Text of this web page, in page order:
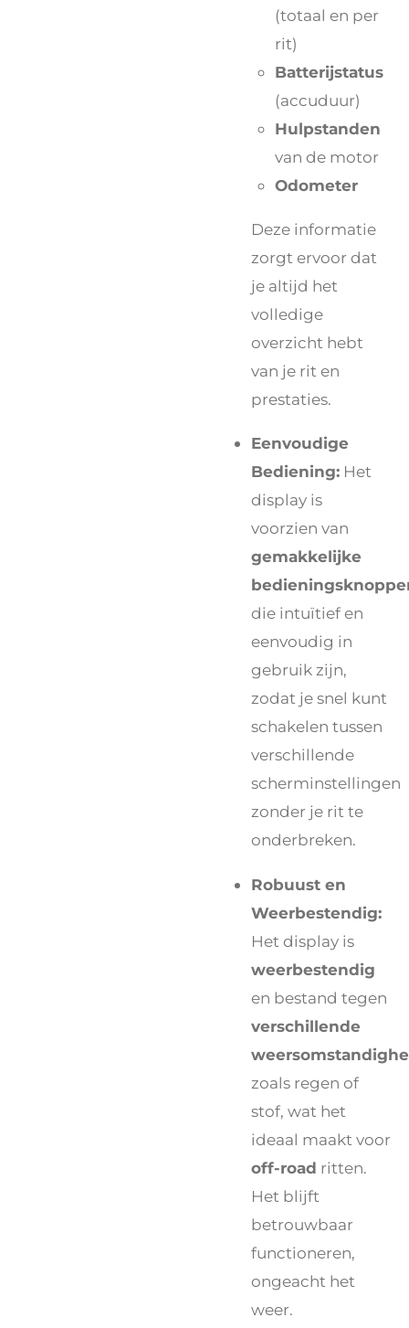
(totaal en per
rit)
Batterijstatus
(accuduur)
Hulpstanden
van de motor
Odometer
Deze informatie
zorgt ervoor dat
je altijd het
volledige
overzicht hebt
van je rit en
prestaties.
Eenvoudige
Bediening: Het
display is
voorzien van
gemakkelijke
die intuïtief en
eenvoudig in
gebruik zijn,
zodat je snel kunt
schakelen tussen
verschillende
scherminstellingen
zonder je rit te
onderbreken.
Robuust en
Weerbestendig:
Het display is
weerbestendig
en bestand tegen
verschillende
zoals regen of
stof, wat het
ideaal maakt voor
off-road ritten.
Het blijft
betrouwbaar
functioneren,
ongeacht het
weer.